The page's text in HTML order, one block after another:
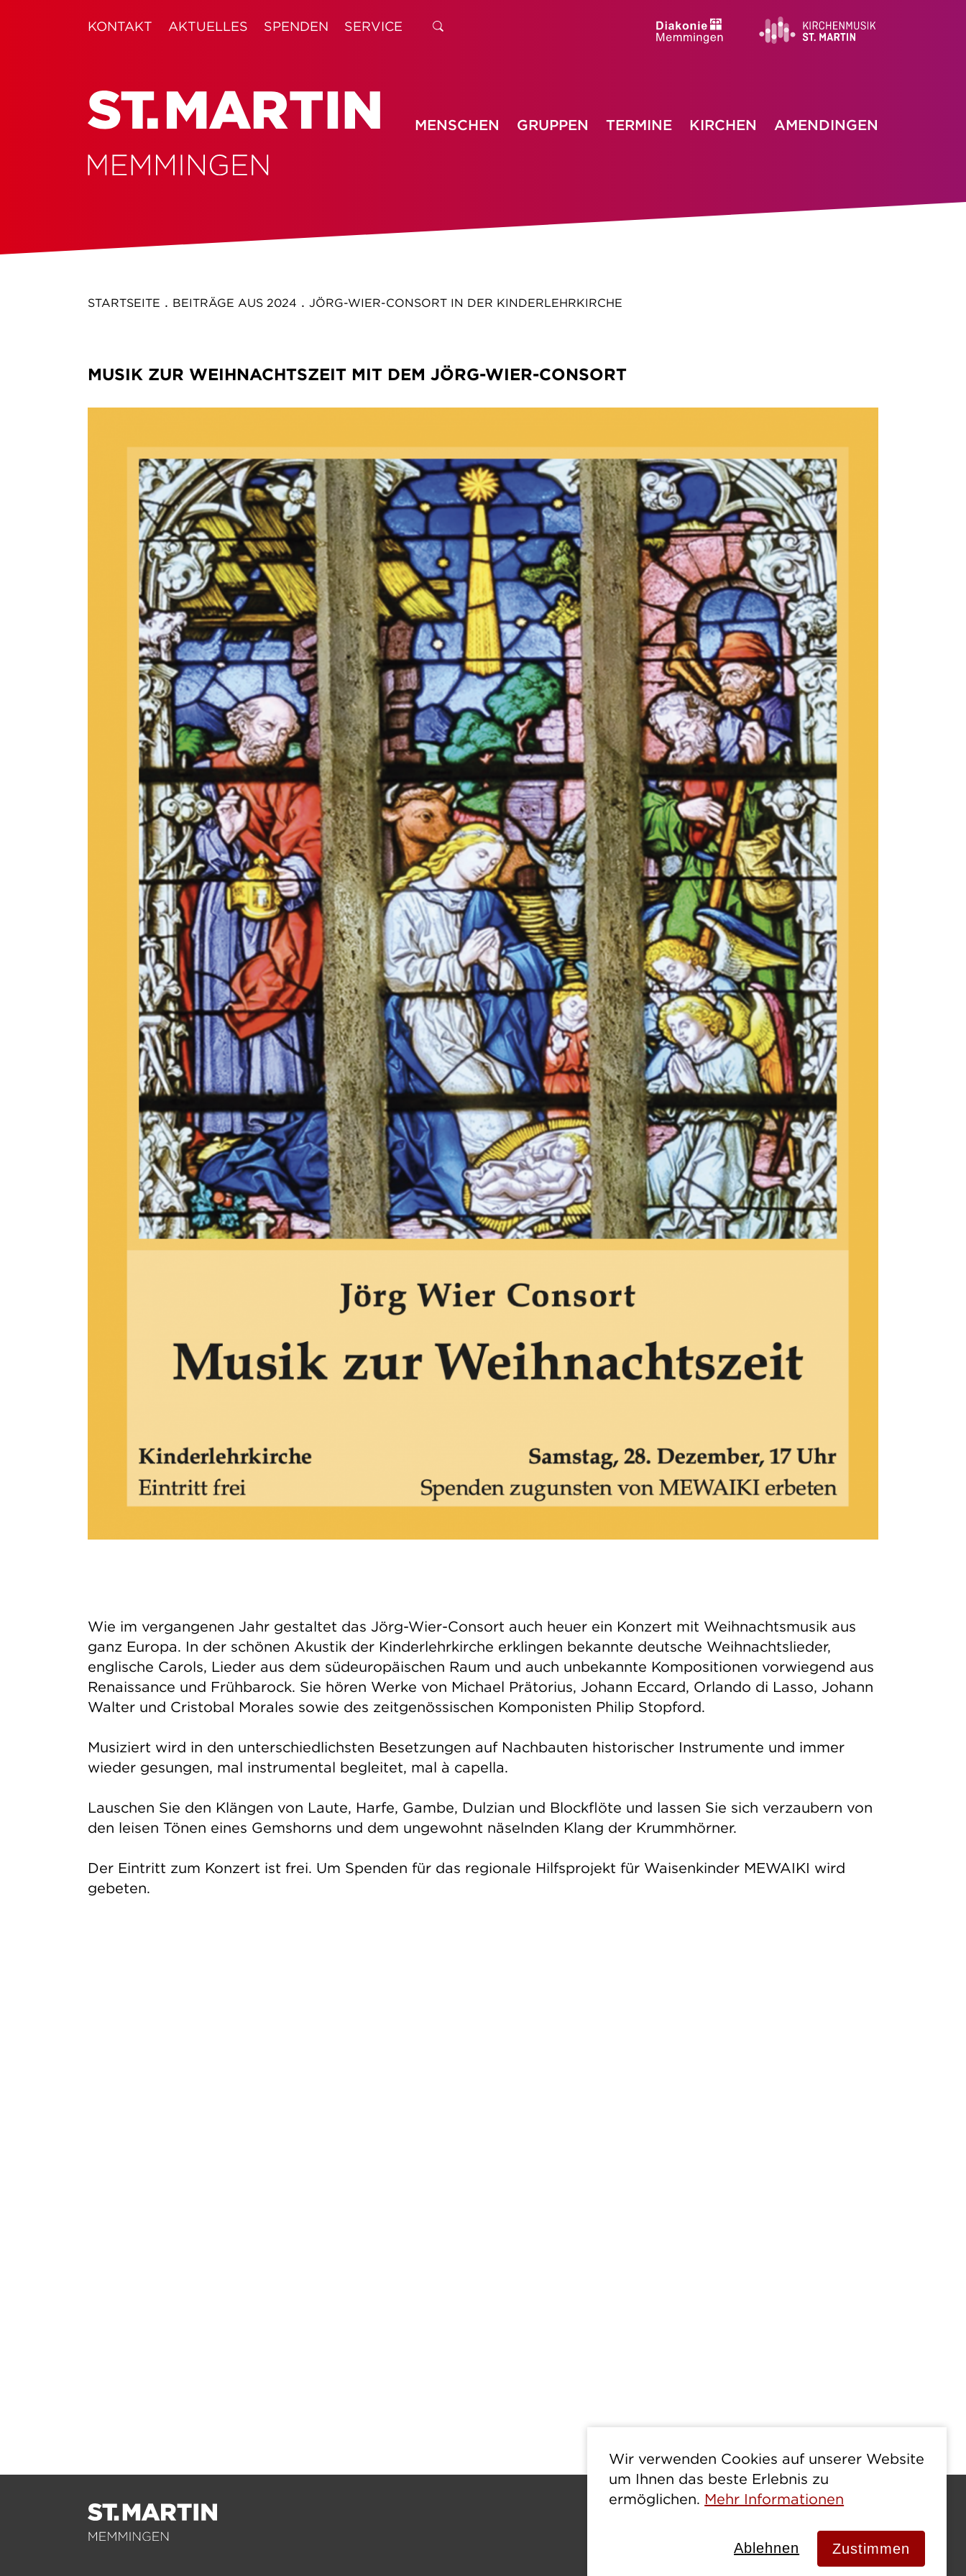
KONTAKT AKTUELLES SPENDEN SERVICE
MENSCHEN GRUPPEN TERMINE KIRCHEN AMENDINGEN
STARTSEITE . BEITRÄGE AUS 2024 . JÖRG-WIER-CONSORT IN DER KINDERLEHRKIRCHE
MUSIK ZUR WEIHNACHTSZEIT MIT DEM JÖRG-WIER-CONSORT
Wie im vergangenen Jahr gestaltet das Jörg-Wier-Consort auch heuer ein Konzert mit Weihnachtsmusik aus
ganz Europa. In der schönen Akustik der Kinderlehrkirche erklingen bekannte deutsche Weihnachtslieder,
englische Carols, Lieder aus dem südeuropäischen Raum und auch unbekannte Kompositionen vorwiegend aus
Renaissance und Frühbarock. Sie hören Werke von Michael Prätorius, Johann Eccard, Orlando di Lasso, Johann
Walter und Cristobal Morales sowie des zeitgenössischen Komponisten Philip Stopford.
Musiziert wird in den unterschiedlichsten Besetzungen auf Nachbauten historischer Instrumente und immer
wieder gesungen, mal instrumental begleitet, mal à capella.
Lauschen Sie den Klängen von Laute, Harfe, Gambe, Dulzian und Blockflöte und lassen Sie sich verzaubern von
den leisen Tönen eines Gemshorns und dem ungewohnt näselnden Klang der Krummhörner.
Der Eintritt zum Konzert ist frei. Um Spenden für das regionale Hilfsprojekt für Waisenkinder MEWAIKI wird
gebeten.
Wir verwenden Cookies auf unserer Website
um Ihnen das beste Erlebnis zu
ermöglichen. Mehr Informationen
Ablehnen Zustimmen